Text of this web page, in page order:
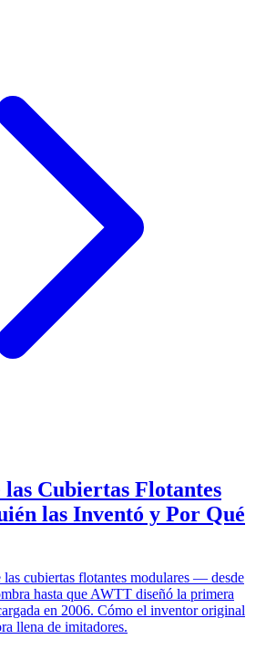
Cubiertas Flotantes
las Inventó y Por Qué
cubiertas flotantes modulares — desde
hasta que AWTT diseñó la primera
en 2006. Cómo el inventor original
llena de imitadores.